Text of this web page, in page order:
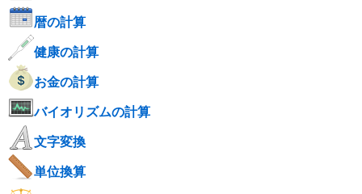
暦の計算
健康の計算
お金の計算
バイオリズムの計算
文字変換
単位換算